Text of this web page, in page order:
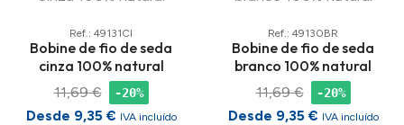
Ref.: 49131CI
Bobine de fio de seda
cinza 100% natural
11,69 € -20%
Desde 9,35 € IVA incluído
Ref.: 49130BR
Bobine de fio de seda
branco 100% natural
11,69 € -20%
Desde 9,35 € IVA incluído